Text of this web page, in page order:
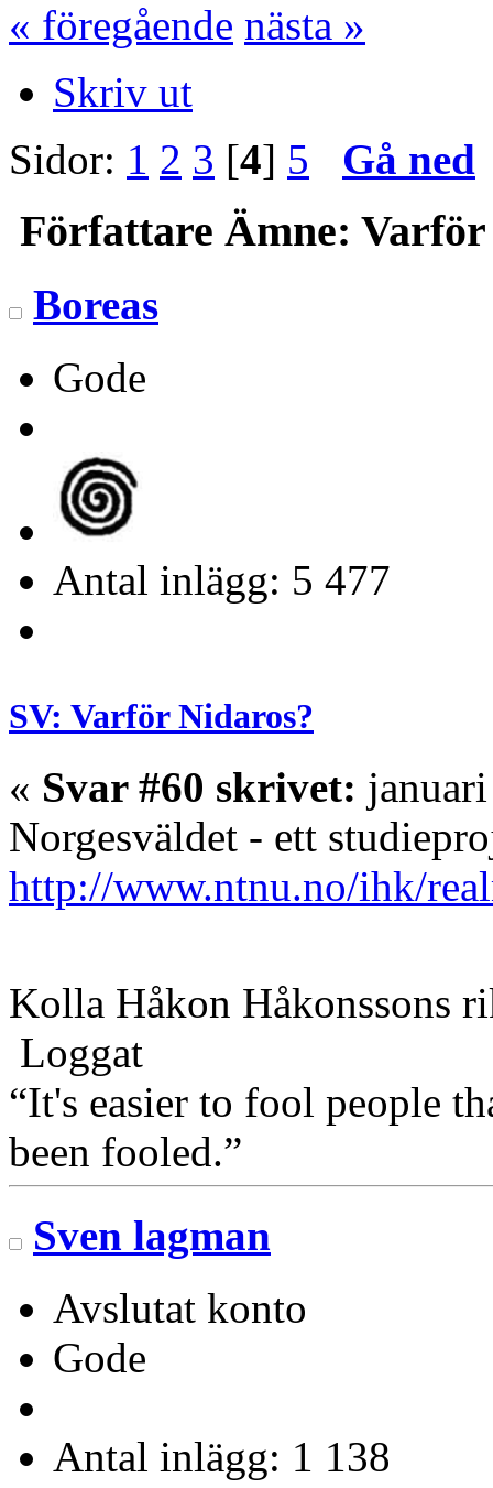
« föregående nästa »
Skriv ut
Sidor: 1 2 3 [4] 5 Gå ned
Författare Ämne: Varför
Boreas
Gode
Antal inlägg: 5 477
SV: Varför Nidaros?
« Svar #60 skrivet:
Norgesväldet - ett
http://www.ntnu.no/ihk/
Kolla Håkon Håkonssons
Loggat
“It's easier to fool people
been fooled.”
Sven lagman
Avslutat konto
Gode
Antal inlägg: 1 138